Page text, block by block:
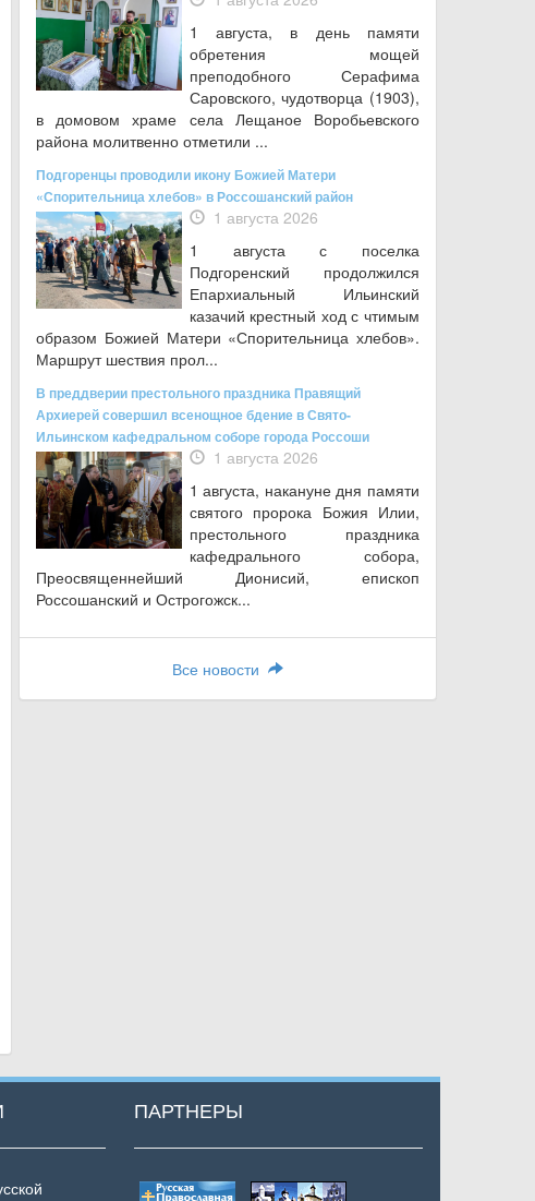
1 августа, в день памяти
обретения мощей
преподобного Серафима
Саровского, чудотворца (1903),
в домовом храме села Лещаное Воробьевского
района молитвенно отметили ...
Подгоренцы проводили икону Божией Матери
«Спорительница хлебов» в Россошанский район
1 августа 2026
1 августа с поселка
Подгоренский продолжился
Епархиальный Ильинский
казачий крестный ход с чтимым
образом Божией Матери «Спорительница хлебов».
Маршрут шествия прол...
В преддверии престольного праздника Правящий
Архиерей совершил всенощное бдение в Свято-
Ильинском кафедральном соборе города Россоши
1 августа 2026
1 августа, накануне дня памяти
святого пророка Божия Илии,
престольного праздника
кафедрального собора,
Преосвященнейший Дионисий, епископ
Россошанский и Острогожск...
Все новости
ПАРТНЕРЫ